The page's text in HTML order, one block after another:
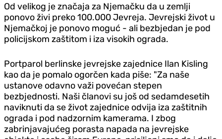
Od velikog je značaja za Njemačku da u zemlji
ponovo živi preko 100.000 Jevreja. Jevrejski život u
Njemačkoj je ponovo moguć - ali bezbjedan je pod
policijskom zaštitom i iza visokih ograda.
Portparol berlinske jevrejske zajednice Ilan Kisling
kao da je pomalo ogorčen kada piše: "Za naše
ustanove odavno važi povećan stepen
bezbjednosti. Naši članovi su još od sedamdesetih
naviknuti da se život zajednice odvija iza zaštitnih
ograda i pod nadzornim kamerama. I zbog
zabrinjavajućeg porasta napada na jevrejske